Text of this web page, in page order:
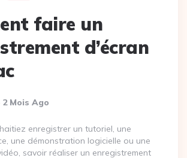
faire un
d’écran
2 Mois Ago
enregistrer un tutoriel, une
une démonstration logicielle ou une
savoir réaliser un enregistrement